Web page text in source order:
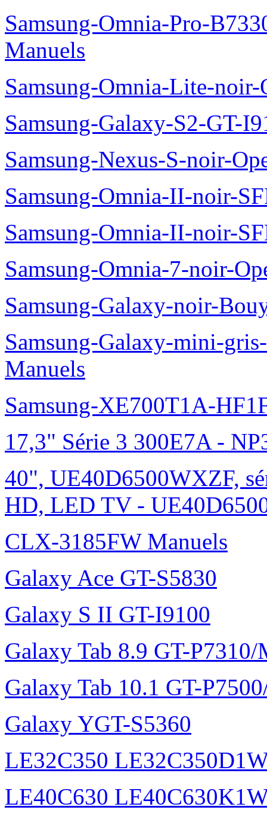
Samsung-Omnia-Pro-
Manuels
Samsung-Omnia-Lite-
Samsung-Galaxy-S2-GT-
Samsung-Nexus-S-noir-
Samsung-Omnia-II-noir-
Samsung-Omnia-II-noir-
Samsung-Omnia-7-noir-
Samsung-Galaxy-noir-
Samsung-Galaxy-mini-
Manuels
Samsung-XE700T1A-
17,3" Série 3 300E7A -
40", UE40D6500WXZF,
HD, LED TV -
CLX-3185FW Manuels
Galaxy Ace GT-S5830
Galaxy S II GT-I9100
Galaxy Tab 8.9 GT-P7310/
Galaxy Tab 10.1 GT-
Galaxy YGT-S5360
LE32C350
LE40C630